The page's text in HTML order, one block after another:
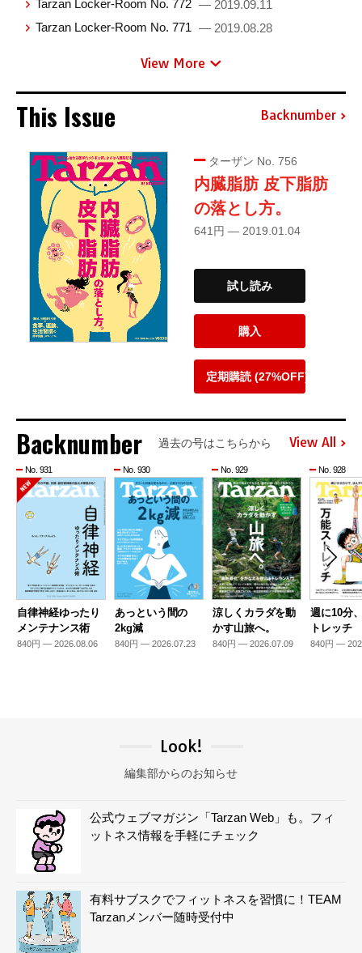
Tarzan Locker-Room No. 772 — 2019.09.11
Tarzan Locker-Room No. 771 — 2019.08.28
View More
This Issue Backnumber
ターザン No. 756
内臓脂肪 皮下脂肪
の落とし方。
641円 — 2019.01.04
試し読み
購入
定期購読 (27%OFF)
Backnumber 過去の号はこちらから View All
No. 931
自律神経ゆったり
メンテナンス術
840円 — 2026.08.06
No. 930
あっという間の
2kg減
840円 — 2026.07.23
No. 929
涼しくカラダを動
かす山旅へ。
840円 — 2026.07.09
No. 928
週に10分
トレッチ
840円 —
Look!
編集部からのお知らせ
公式ウェブマガジン「Tarzan Web」も。フィ
ットネス情報を手軽にチェック
有料サブスクでフィットネスを習慣に！TEAM
Tarzanメンバー随時受付中